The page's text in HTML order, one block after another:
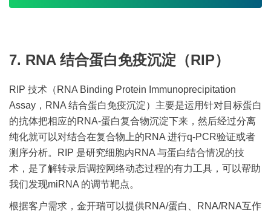
7. RNA 结合蛋白免疫沉淀（RIP）
RIP 技术（RNA Binding Protein Immunoprecipitation
Assay，RNA 结合蛋白免疫沉淀）主要是运用针对目标蛋白
的抗体把相应的RNA-蛋白复合物沉淀下来，然后经过分离
纯化就可以对结合在复合物上的RNA 进行q-PCR验证或者
测序分析。RIP 是研究细胞内RNA 与蛋白结合情况的技
术，是了解转录后调控网络动态过程的有力工具，可以帮助
我们发现miRNA 的调节靶点。
根据客户需求，金开瑞可以提供RNA/蛋白、RNA/RNA互作